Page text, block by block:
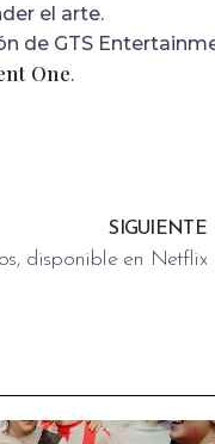
el arte.
de GTS
One.
SIGUIENTE
disponible en Netflix